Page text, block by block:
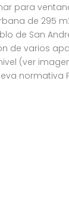
para
de 295
de San
de varios
(ver
normativa